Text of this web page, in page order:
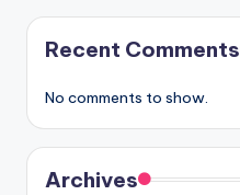
Recent Comments
No comments to show.
Archives